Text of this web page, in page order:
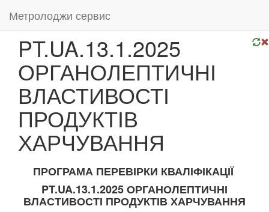
Метролоджи сервис
PT.UA.13.1.2025
ОРГАНОЛЕПТИЧНІ
ВЛАСТИВОСТІ
ПРОДУКТІВ
ХАРЧУВАННЯ
ПРОГРАМА ПЕРЕВІРКИ КВАЛІФІКАЦІЇ
PT.UA.13.1.2025 ОРГАНОЛЕПТИЧНІ
ВЛАСТИВОСТІ ПРОДУКТІВ ХАРЧУВАННЯ